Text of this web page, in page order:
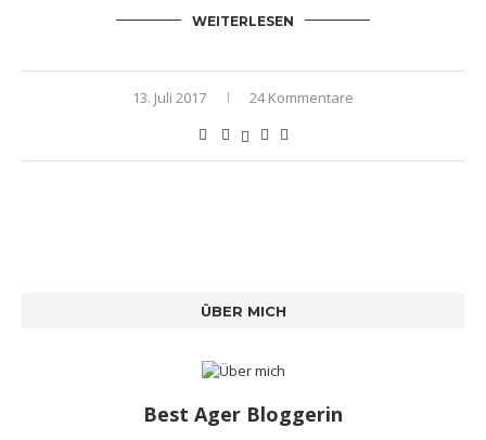
WEITERLESEN
13. Juli 2017 24 Kommentare
ÜBER MICH
Best Ager Bloggerin